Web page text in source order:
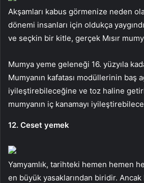
Akşamları kabus görmenize neden
dönemi insanları için oldukça
ve seçkin bir kitle, gerçek Mısır
Mumya yeme geleneği 16. yüzyıla
Mumyanın kafatası modüllerinin baş
iyileştirebileceğine ve toz haline
mumyanın iç kanamayı
12. Ceset yemek
Yamyamlık, tarihteki hemen hemen
en büyük yasaklarından biridir.